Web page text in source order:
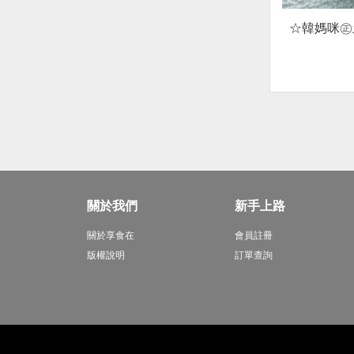
☆韓媽咪㊣
關於我們
關於享食在
版權說明
新手上路
會員註冊
訂單查詢